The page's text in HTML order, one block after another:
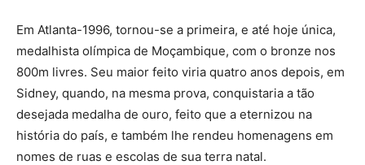
Em Atlanta-1996, tornou-se a primeira, e até hoje única,
medalhista olímpica de Moçambique, com o bronze nos
800m livres. Seu maior feito viria quatro anos depois, em
Sidney, quando, na mesma prova, conquistaria a tão
desejada medalha de ouro, feito que a eternizou na
história do país, e também lhe rendeu homenagens em
nomes de ruas e escolas de sua terra natal.